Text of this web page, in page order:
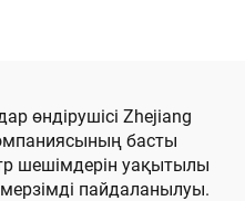
өндірушісі Zhejiang
басты
шешімдерін уақытылы
пайдаланылуы.